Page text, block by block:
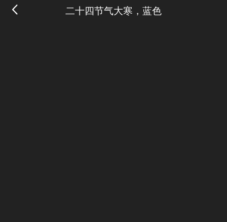
二十四节气大寒，蓝色